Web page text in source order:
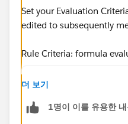
Set your Evaluation
edited to subsequently
Rule Criteria: formula
Add Time Trigger
더 보기
1명이 이를 유용한